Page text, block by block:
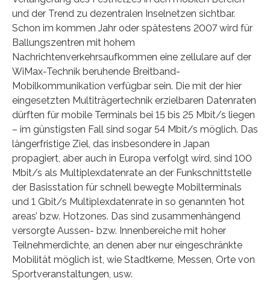
und der Trend zu dezentralen Inselnetzen sichtbar.
Schon im kommen Jahr oder spätestens 2007 wird für
Ballungszentren mit hohem
Nachrichtenverkehrsaufkommen eine zellulare auf der
WiMax-Technik beruhende Breitband-
Mobilkommunikation verfügbar sein. Die mit der hier
eingesetzten Multiträgertechnik erzielbaren Datenraten
dürften für mobile Terminals bei 15 bis 25 Mbit/s liegen
– im günstigsten Fall sind sogar 54 Mbit/s möglich. Das
längerfristige Ziel, das insbesondere in Japan
propagiert, aber auch in Europa verfolgt wird, sind 100
Mbit/s als Multiplexdatenrate an der Funkschnittstelle
der Basisstation für schnell bewegte Mobilterminals
und 1 Gbit/s Multiplexdatenrate in so genannten ’hot
areas’ bzw. Hotzones. Das sind zusammenhängend
versorgte Aussen- bzw. Innenbereiche mit hoher
Teilnehmerdichte, an denen aber nur eingeschränkte
Mobilität möglich ist, wie Stadtkerne, Messen, Orte von
Sportveranstaltungen, usw.